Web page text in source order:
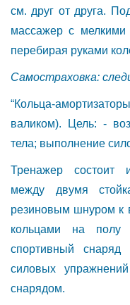
см. друг от друга.
массажер с
перебирая руками
Самостраховка:
“Кольца-
валиком). Цель: -
тела; выполнение
Тренажер состоит
между двумя
резиновым шнуром к
кольцами на полу
спортивный снаряд
силовых
снарядом.